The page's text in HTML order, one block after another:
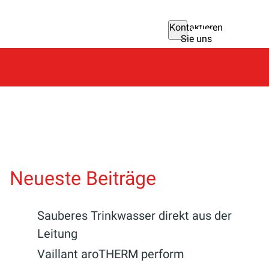
Kontaktieren
Sie uns
Neueste Beiträge
Sauberes Trinkwasser direkt aus der
Leitung
Vaillant aroTHERM perform